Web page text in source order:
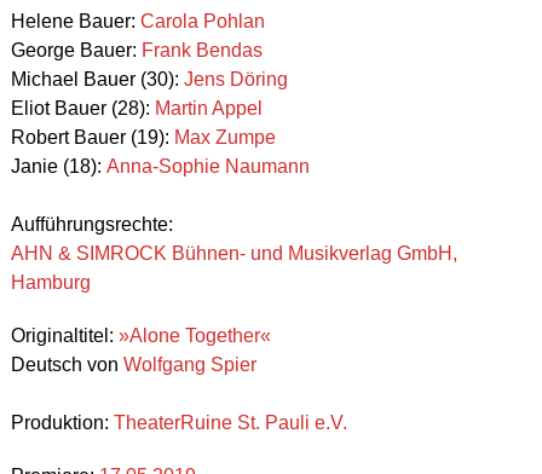
Helene Bauer: Carola Pohlan
George Bauer: Frank Bendas
Michael Bauer (30): Jens Döring
Eliot Bauer (28): Martin Appel
Robert Bauer (19): Max Zumpe
Janie (18): Anna-Sophie Naumann
Aufführungsrechte:
AHN & SIMROCK Bühnen- und Musikverlag GmbH,
Hamburg
Originaltitel: »Alone Together«
Deutsch von Wolfgang Spier
Produktion: TheaterRuine St. Pauli e.V.